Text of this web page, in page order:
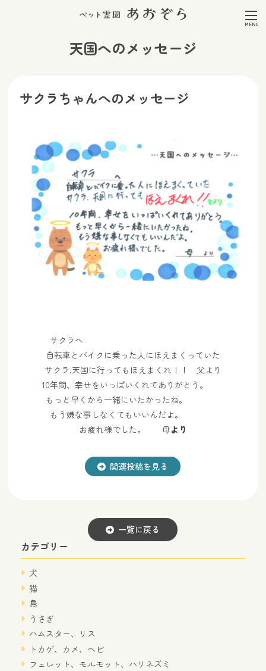
天国へのメッセージ
サクラちゃんへのメッセージ
サクラへ
自転車とバイクに乗った人にほえまくっていた
サクラ.天国に行ってもほえまくれ！！ 父より
10年間、幸せをいっぱいくれてありがとう。
もっと早くから一緒にいたかったね。
もう嫌な事しなくてもいいんだよ。
お疲れ様でした。 母より
関連投稿を見る
一覧に戻る
カテゴリー
犬
猫
鳥
うさぎ
ハムスター、リス
トカゲ、カメ、ヘビ
フェレット、モルモット、ハリネズミ